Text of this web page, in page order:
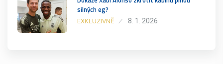
silných eg?
EXKLUZIVNĚ 8. 1. 2026